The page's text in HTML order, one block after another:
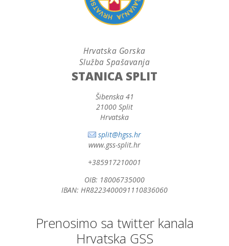
Hrvatska Gorska
Služba Spašavanja
STANICA SPLIT
Šibenska 41
21000 Split
Hrvatska
split@hgss.hr
www.gss-split.hr
+385917210001
OIB: 18006735000
IBAN: HR8223400091110836060
Prenosimo sa twitter kanala
Hrvatska GSS